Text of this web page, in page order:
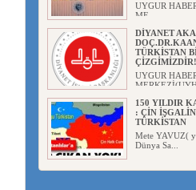
UYGUR
ME...
DİYANET
TÜRKİSTAN
UYGUR
150 YILDIR
: ÇİN
TÜRKİSTAN
Mete YAVUZ(
Dünya Sa...
ÇİN’İN